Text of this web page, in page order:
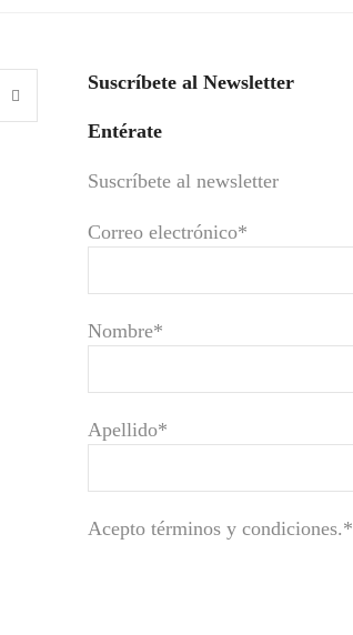
Suscríbete al Newsletter
Entérate
Suscríbete al newsletter
Correo electrónico*
Nombre*
Apellido*
Acepto términos y condiciones.*